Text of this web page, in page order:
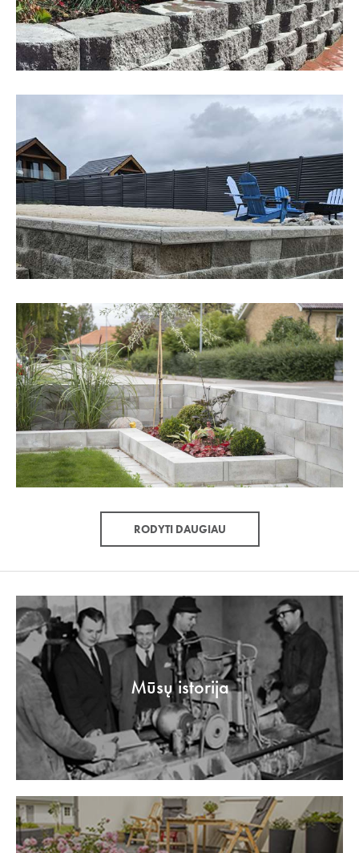
RODYTI DAUGIAU
Mūsų istorija